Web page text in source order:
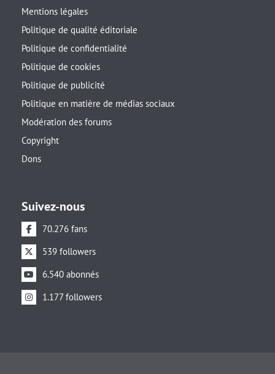
Mentions légales
Politique de qualité éditoriale
Politique de confidentialité
Politique de cookies
Politique de publicité
Politique en matière de médias sociaux
Modération des forums
Copyright
Dons
Suivez-nous
70.276 fans
539 followers
6.540 abonnés
1.177 followers